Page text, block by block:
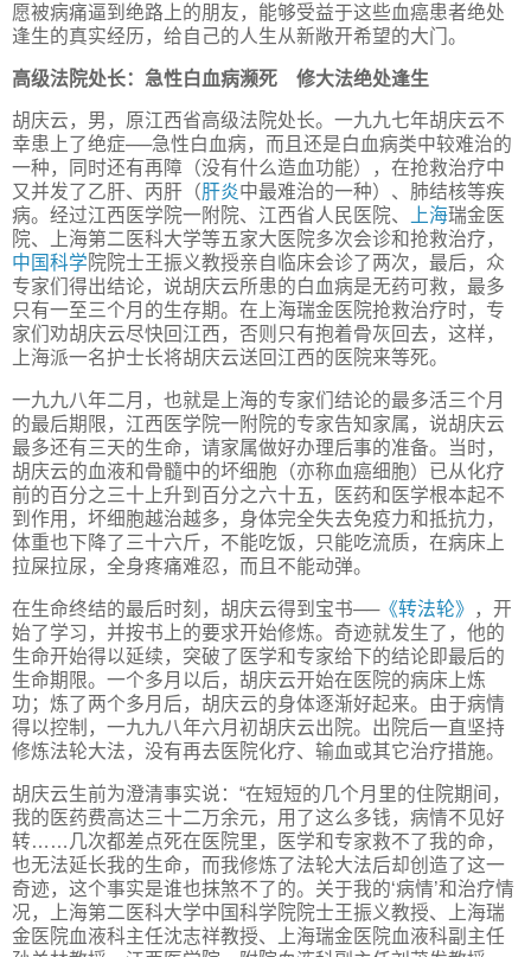
愿被病痛逼到绝路上的朋友，能够受益于这些血癌患者绝处
逢生的真实经历，给自己的人生从新敞开希望的大门。
高级法院处长：急性白血病濒死 修大法绝处逢生
胡庆云，男，原江西省高级法院处长。一九九七年胡庆云不
幸患上了绝症──急性白血病，而且还是白血病类中较难治的
一种，同时还有再障（没有什么造血功能），在抢救治疗中
又并发了乙肝、丙肝（肝炎中最难治的一种）、肺结核等疾
病。经过江西医学院一附院、江西省人民医院、 上海瑞金医
院、上海第二医科大学等五家大医院多次会诊和抢救治疗，
中国科学 院院士王振义教授亲自临床会诊了两次，最后，众
专家们得出结论，说胡庆云所患的白血病是无药可救，最多
只有一至三个月的生存期。在上海瑞金医院抢救治疗时，专
家们劝胡庆云尽快回江西，否则只有抱着骨灰回去，这样，
上海派一名护士长将胡庆云送回江西的医院来等死。
一九九八年二月，也就是上海的专家们结论的最多活三个月
的最后期限，江西医学院一附院的专家告知家属，说胡庆云
最多还有三天的生命，请家属做好办理后事的准备。当时，
胡庆云的血液和骨髓中的坏细胞（亦称血癌细胞）已从化疗
前的百分之三十上升到百分之六十五，医药和医学根本起不
到作用，坏细胞越治越多，身体完全失去免疫力和抵抗力，
体重也下降了三十六斤，不能吃饭，只能吃流质，在病床上
拉屎拉尿，全身疼痛难忍，而且不能动弹。
在生命终结的最后时刻，胡庆云得到宝书──《转法轮》 ，开
始了学习，并按书上的要求开始修炼。奇迹就发生了，他的
生命开始得以延续，突破了医学和专家给下的结论即最后的
生命期限。一个多月以后，胡庆云开始在医院的病床上炼
功；炼了两个多月后，胡庆云的身体逐渐好起来。由于病情
得以控制，一九九八年六月初胡庆云出院。出院后一直坚持
修炼法轮大法，没有再去医院化疗、输血或其它治疗措施。
胡庆云生前为澄清事实说：“在短短的几个月里的住院期间，
我的医药费高达三十二万余元，用了这么多钱，病情不见好
转……几次都差点死在医院里，医学和专家救不了我的命，
也无法延长我的生命，而我修炼了法轮大法后却创造了这一
奇迹，这个事实是谁也抹煞不了的。关于我的‘病情’和治疗情
况，上海第二医科大学中国科学院院士王振义教授、上海瑞
金医院血液科主任沈志祥教授、上海瑞金医院血液科副主任